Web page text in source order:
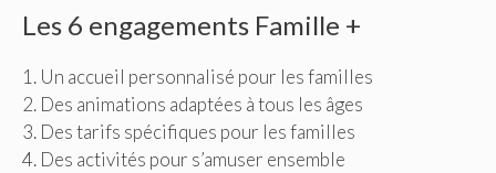
Les 6 engagements Famille +
1. Un accueil personnalisé pour les familles
2. Des animations adaptées à tous les âges
3. Des tarifs spécifiques pour les familles
4. Des activités pour s’amuser ensemble